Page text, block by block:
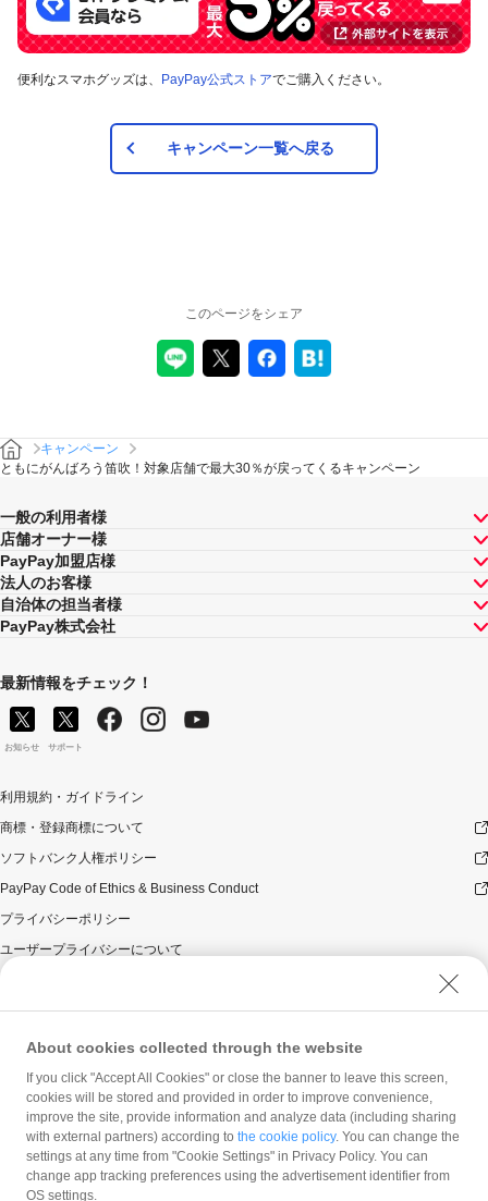
対象の支払方法
本キャンペーンの対象のお支払方法は、PayPay残高、ヤフー
法は対象外です。また、オンラインでのお支払いはPayPayピ
ックアップのみ対象で、それ以外は対象外です。
が同時開催する他の総付キャンペーンの中で、付与され
す。PayPay株式会社が指定する場合を除き、それらが重
複適用されることはありません。
ときにはそれらも適用されますが、1回のお支払いについ
てのPayPayボーナスの付与率は、合計で支払額の66.5％
す）。ただし、上記上限は、マイナポイント付与期間中
（2020年9月1日～2021年9月30日）のお支払いに適用さ
れるものであり、2021年10月1日以降は変更予定です。
キャンペーン内容および適用条件を予告なく変更する場
合や、キャンペーン自体を予告なく中止する場合があり
ます。
場合は、本キャンペーンの対象とはなりませんのでご注
ドでのお支払いはキャンペーン対象外です。
対象のお支払方法にてお支払いいただいた際に、仮に本
超えるときには、当該付与額の合計が20,000円相当とな
るよう付与いたします（付与額の合計が1カ月当たり
20,000円相当を超えることはございません）。
解除され（合意解除を含みます。）、または無効となっ
た場合（以下「取消し等」といいます。）、取消し等の
有無にかかわらず、当該取消し等の対象となったPayPay
決済についてのPayPayボーナスの付与は全て取り消され
し等の理由の如何にかかわらず、また、対象店舗による
かってのみ減額されます。そのため、「月間付与合計」
が上限に到達して以降に取消し等となった場合であって
も、当該上限到達から取消し等までのPayPay決済につい
て本キャンペーンによるPayPayボーナスの付与が行われ
ることはありません。
便利なスマホグッズは、 PayPay公式ストアでご購入ください。
キャンペーン一覧へ戻る
このページをシェア
キャンペーン
ともにがんばろう笛吹！対象店舗で最大30％が戻ってくるキャンペーン
一般の利用者様
店舗オーナー様
PayPay加盟店様
法人のお客様
自治体の担当者様
PayPay株式会社
最新情報をチェック！
お知らせ サポート
利用規約・ガイドライン
商標・登録商標について
ソフトバンク人権ポリシー
PayPay Code of Ethics & Business Conduct
プライバシーポリシー
ユーザープライバシーについて
ウェブサイト利用規約
反社会的勢力に対する方針
勧誘方針
マネロン等基本方針
カスタマーハラスメントに関する当社の考え方
About cookies collected through the website
If you click "Accept All Cookies" or close the banner to leave this screen,
cookies will be stored and provided in order to improve convenience,
improve the site, provide information and analyze data (including sharing
with external partners) according to the cookie policy. You can change the
settings at any time from "Cookie Settings" in Privacy Policy. You can
change app tracking preferences using the advertisement identifier from
OS settings.